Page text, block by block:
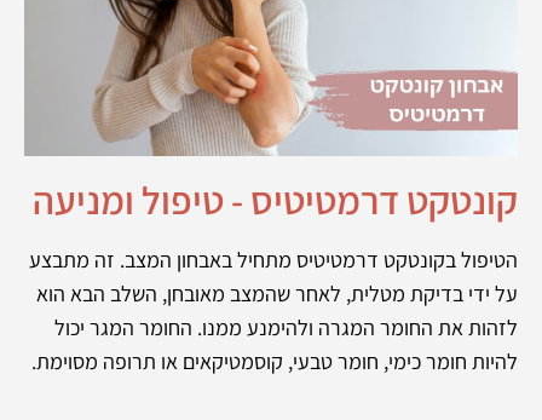
קונטקט דרמטיטיס - טיפול ומניעה
הטיפול בקונטקט דרמטיטיס מתחיל באבחון המצב. זה מתבצע
על ידי בדיקת מטלית, לאחר שהמצב מאובחן, השלב הבא הוא
לזהות את החומר המגרה ולהימנע ממנו. החומר המגר יכול
להיות חומר כימי, חומר טבעי, קוסמטיקאים או תרופה מסוימת.